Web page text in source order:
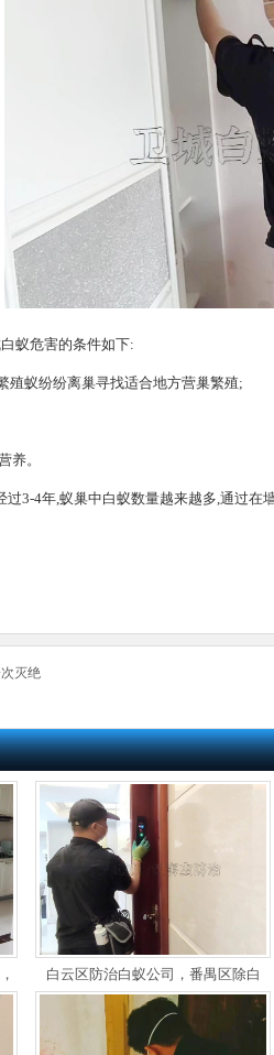
蚁危害的条件如下:
殖蚁纷纷离巢寻找适合地方营巢繁殖;
养。
力,经过3-4年,蚁巢中白蚁数量
灭绝
白云区防治白蚁公司，番禺区除白
蚁，增城区灭白蚁【认准卫城大品
牌】